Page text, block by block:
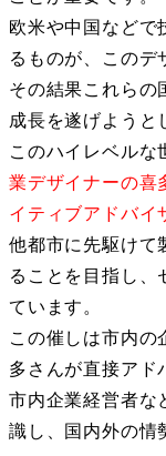
欧米や中国などで
るものが、このデ
その結果これらの
成長を遂げようと
このハイレベルな
業デザイナーの喜
イティブアドバイ
他都市に先駆けて
ることを目指し、
ています。
この催しは市内の
多さんが直接アド
市内企業経営者な
識し、国内外の情